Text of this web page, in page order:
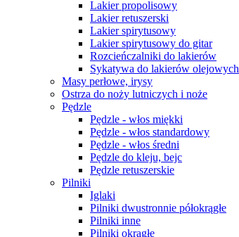
Lakier propolisowy
Lakier retuszerski
Lakier spirytusowy
Lakier spirytusowy do gitar
Rozcieńczalniki do lakierów
Sykatywa do lakierów olejowych
Masy perłowe, irysy
Ostrza do noży lutniczych i noże
Pędzle
Pędzle - włos miękki
Pędzle - włos standardowy
Pędzle - włos średni
Pędzle do kleju, bejc
Pędzle retuszerskie
Pilniki
Iglaki
Pilniki dwustronnie półokrągłe
Pilniki inne
Pilniki okrągłe